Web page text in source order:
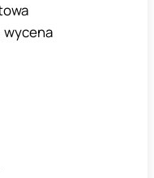
wycena